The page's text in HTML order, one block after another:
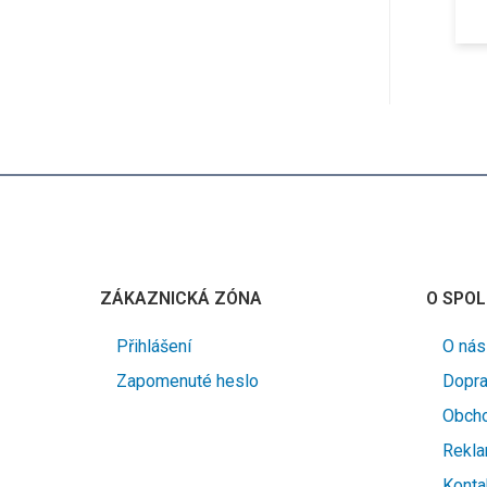
ZÁKAZNICKÁ ZÓNA
Přihlášení
Zapomenuté heslo
O
O nás